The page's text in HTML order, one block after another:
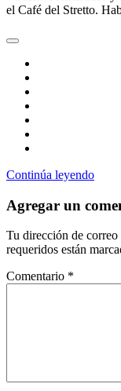
el Café del Stretto.
Continúa leyendo
Agregar un
Tu dirección de
requeridos están
Comentario *